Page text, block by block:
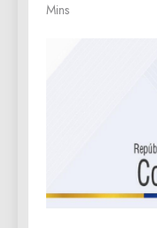
Mins